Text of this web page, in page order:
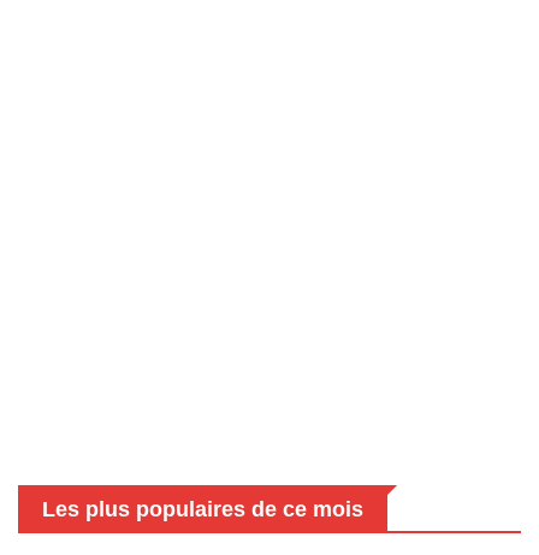
Les plus populaires de ce mois